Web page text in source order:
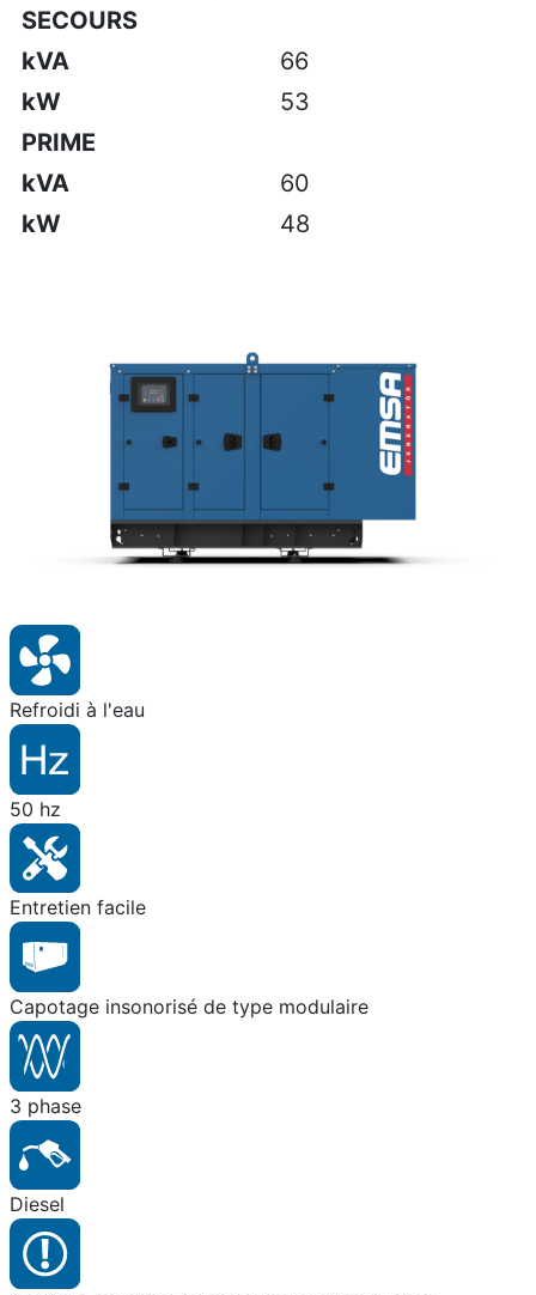
SECOURS
kVA
66
kW
53
PRIME
kVA
60
kW
48
Refroidi à l'eau
50 hz
Entretien facile
Capotage insonorisé de type modulaire
3 phase
Diesel